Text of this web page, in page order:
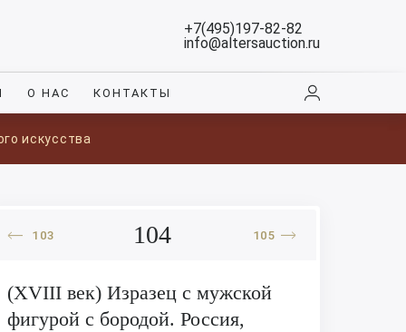
+7(495)197-82-82
info@altersauction.ru
О НАС КОНТАКТЫ
искусства
103 104 105
(XVIII век) Изразец с мужской
фигурой с бородой. Россия,